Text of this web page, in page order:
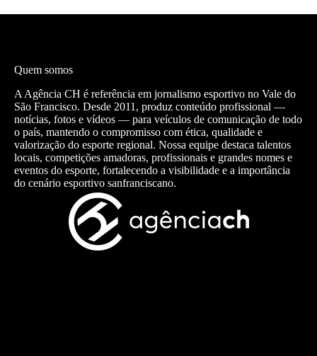
Quem somos
A Agência CH é referência em jornalismo esportivo no Vale do
São Francisco. Desde 2011, produz conteúdo profissional —
notícias, fotos e vídeos — para veículos de comunicação de todo
o país, mantendo o compromisso com ética, qualidade e
valorização do esporte regional. Nossa equipe destaca talentos
locais, competições amadoras, profissionais e grandes nomes e
eventos do esporte, fortalecendo a visibilidade e a importância
do cenário esportivo sanfranciscano.